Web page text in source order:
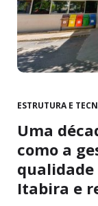
ESTRUTURA E
Uma
como a
qualidade
Itabira e